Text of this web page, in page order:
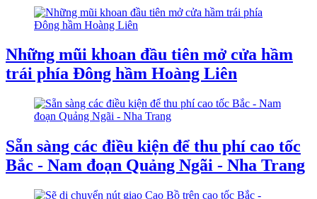
Những mũi khoan đầu tiên mở cửa hầm
trái phía Đông hầm Hoàng Liên
Sẵn sàng các điều kiện để thu phí cao tốc
Bắc - Nam đoạn Quảng Ngãi - Nha Trang